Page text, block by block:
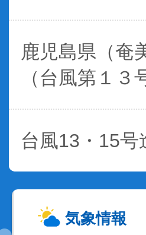
鹿児島県（奄
（台風第１３
台風13・15号
気象情報